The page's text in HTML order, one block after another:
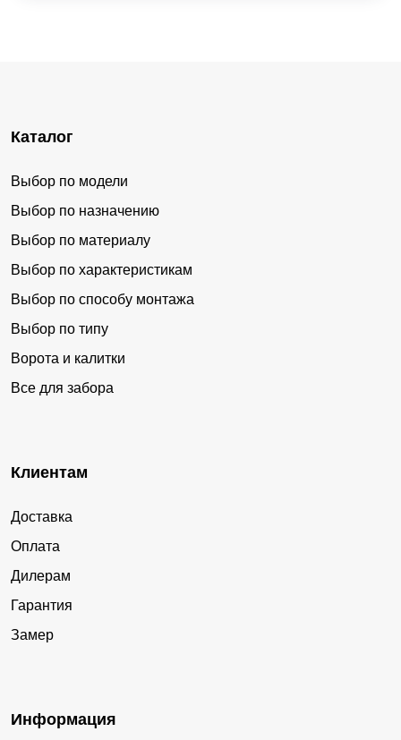
Каталог
Выбор по модели
Выбор по назначению
Выбор по материалу
Выбор по характеристикам
Выбор по способу монтажа
Выбор по типу
Ворота и калитки
Все для забора
Клиентам
Доставка
Оплата
Дилерам
Гарантия
Замер
Информация